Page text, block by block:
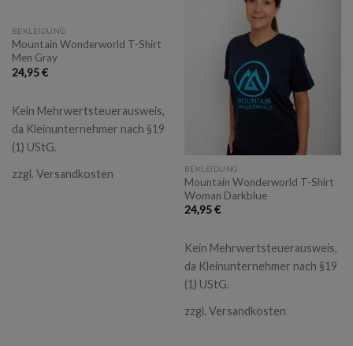
BEKLEIDUNG
Mountain Wonderworld T-Shirt
Men Gray
24,95€
Kein Mehrwertsteuerausweis,
da Kleinunternehmer nach §19
(1) UStG.
zzgl. Versandkosten BEKLEIDUNG
Mountain Wonderworld T-Shirt
Woman Darkblue
24,95€
Kein Mehrwertsteuerausweis,
da Kleinunternehmer nach §19
(1) UStG.
zzgl. Versandkosten